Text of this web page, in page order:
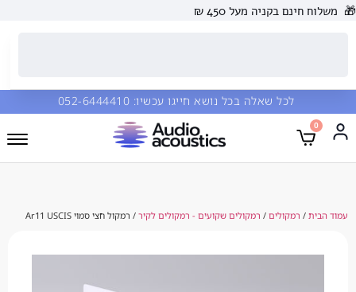
בקניה מעל 450 ₪
שאלה בכל נושא חייגו עכשיו: 052-6444410
/רמקולים שקועים - רמקולים לקיר / רמקול חצי סמוי Ar11 USCIS